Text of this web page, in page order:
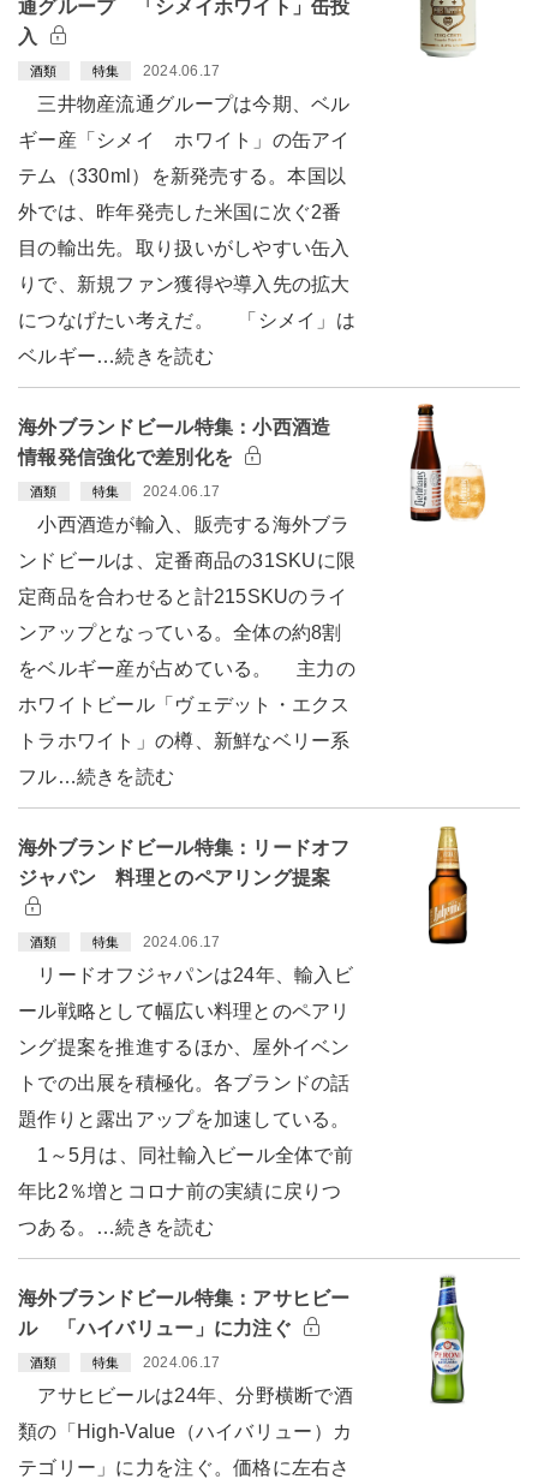
通グループ 「シメイホワイト」缶投
入
酒類 特集 2024.06.17
三井物産流通グループは今期、ベル
ギー産「シメイ ホワイト」の缶アイ
テム（330ml）を新発売する。本国以
外では、昨年発売した米国に次ぐ2番
目の輸出先。取り扱いがしやすい缶入
りで、新規ファン獲得や導入先の拡大
につなげたい考えだ。 「シメイ」は
ベルギー…続きを読む
海外ブランドビール特集：小西酒造
情報発信強化で差別化を
酒類 特集 2024.06.17
小西酒造が輸入、販売する海外ブラ
ンドビールは、定番商品の31SKUに限
定商品を合わせると計215SKUのライ
ンアップとなっている。全体の約8割
をベルギー産が占めている。 主力の
ホワイトビール「ヴェデット・エクス
トラホワイト」の樽、新鮮なベリー系
フル…続きを読む
海外ブランドビール特集：リードオフ
ジャパン 料理とのペアリング提案
酒類 特集 2024.06.17
リードオフジャパンは24年、輸入ビ
ール戦略として幅広い料理とのペアリ
ング提案を推進するほか、屋外イベン
トでの出展を積極化。各ブランドの話
題作りと露出アップを加速している。
1～5月は、同社輸入ビール全体で前
年比2％増とコロナ前の実績に戻りつ
つある。…続きを読む
海外ブランドビール特集：アサヒビー
ル 「ハイバリュー」に力注ぐ
酒類 特集 2024.06.17
アサヒビールは24年、分野横断で酒
類の「High-Value（ハイバリュー）カ
テゴリー」に力を注ぐ。価格に左右さ